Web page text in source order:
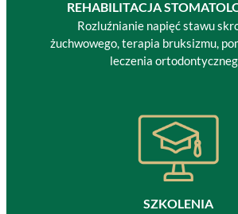
REHABILITACJA
Rozluźnianie napięć stawu
żuchwowego, terapia bruksizmu,
leczenia
SZKOLENIA